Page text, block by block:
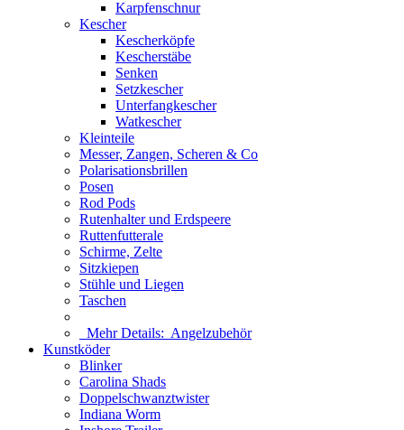
Karpfenschnur
Kescher
Kescherköpfe
Kescherstäbe
Senken
Setzkescher
Unterfangkescher
Watkescher
Kleinteile
Messer, Zangen, Scheren & Co
Polarisationsbrillen
Posen
Rod Pods
Rutenhalter und Erdspeere
Ruttenfutterale
Schirme, Zelte
Sitzkiepen
Stühle und Liegen
Taschen
Mehr Details: Angelzubehör
Kunstköder
Blinker
Carolina Shads
Doppelschwanztwister
Indiana Worm